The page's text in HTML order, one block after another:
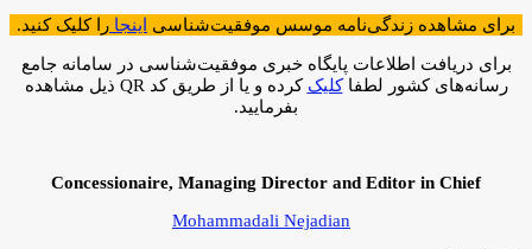
برای مشاهده زندگی‌نامه موسس موفقیت‌شناسی اینجا را کلیک کنید.
برای دریافت اطلاعات پایگاه خبری موفقیت‌شناسی در سامانه جامع
رسانه‌های کشور لطفاکلیک
کرده و یا از طریق کد QR ذیل مشاهده
بفرمایید.
Concessionaire, Managing Director and Editor in Chief
Mohammadali Nejadian